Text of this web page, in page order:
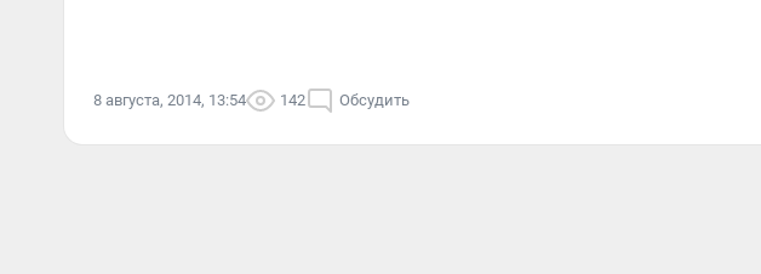
8 августа, 2014, 13:54 142 Обсудить